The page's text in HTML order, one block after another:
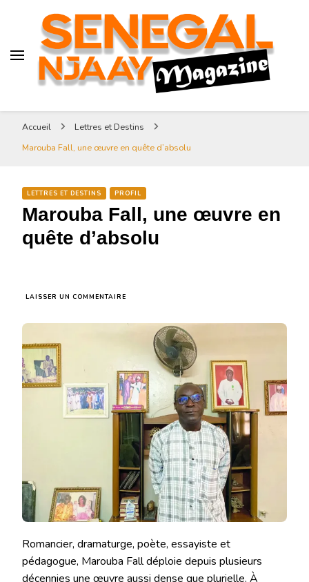
Senegal-njaay.com littérature
Africaine littérature sénégalaise
Art et Culture
Magazine Sénégal Njaay –
Senegal-njaay.com littérature
Africaine littérature
sénégalaise Art et Culture
revue littéraire africaine
Accueil
Lettres et Destins
Marouba Fall, une œuvre en quête d’absolu
LETTRES ET DESTINS PROFIL
Marouba Fall, une œuvre en
quête d’absolu
LAISSER UN COMMENTAIRE
D’ABSOLU
Romancier, dramaturge, poète, essayiste et
pédagogue, Marouba Fall déploie depuis plusieurs
décennies une œuvre aussi dense que plurielle. À